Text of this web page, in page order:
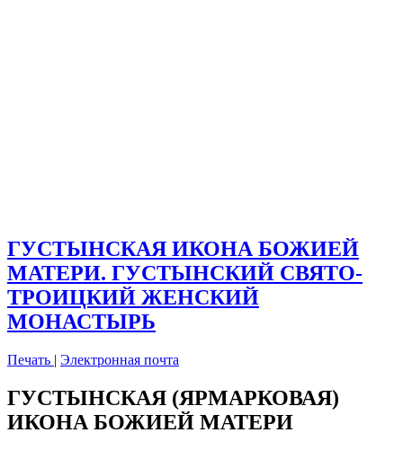
ГУСТЫНСКАЯ ИКОНА БОЖИЕЙ
МАТЕРИ. ГУСТЫНСКИЙ СВЯТО-
ТРОИЦКИЙ ЖЕНСКИЙ
МОНАСТЫРЬ
Печать | Электронная почта
ГУСТЫНСКАЯ (ЯРМАРКОВАЯ)
ИКОНА БОЖИЕЙ МАТЕРИ